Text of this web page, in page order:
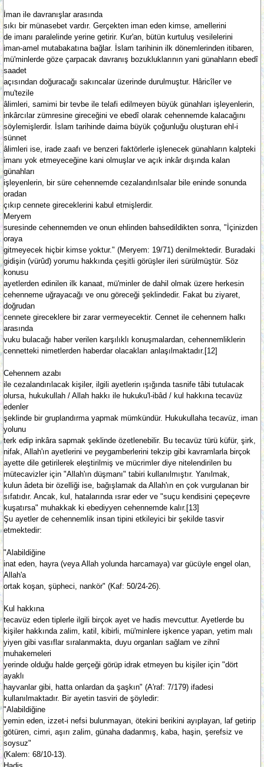
İman ile davranışlar arasında
sıkı bir münasebet vardır. Gerçekten iman eden kimse, amellerini
de imanı paralelinde yerine getirir. Kur'an, bütün kurtuluş vesilelerini
iman-amel mutabakatına bağlar. İslam tarihinin ilk dönemlerinden itibaren,
mü'minlerde göze çarpacak davranış bozukluklarının yani günahların ebedî
saadet
açısından doğuracağı sakıncalar üzerinde durulmuştur. Hâricîler ve
mu'tezile
âlimleri, samimi bir tevbe ile telafi edilmeyen büyük günahları işleyenlerin,
inkârcılar zümresine gireceğini ve ebedî olarak cehennemde kalacağını
söylemişlerdir. İslam tarihinde daima büyük çoğunluğu oluşturan ehl-i
sünnet
âlimleri ise, irade zaafı ve benzeri faktörlerle işlenecek günahların kalpteki
imanı yok etmeyeceğine kani olmuşlar ve açık inkâr dışında kalan
günahları
işleyenlerin, bir süre cehennemde cezalandırılsalar bile eninde sonunda
oradan
çıkıp cennete gireceklerini kabul etmişlerdir.
Meryem
suresinde cehennemden ve onun ehlinden bahsedildikten sonra, "İçinizden
oraya
gitmeyecek hiçbir kimse yoktur." (Meryem: 19/71) denilmektedir. Buradaki
gidişin (vürûd) yorumu hakkında çeşitli görüşler ileri sürülmüştür. Söz
konusu
ayetlerden edinilen ilk kanaat, mü'minler de dahil olmak üzere herkesin
cehenneme uğrayacağı ve onu göreceği şeklindedir. Fakat bu ziyaret,
doğrudan
cennete gireceklere bir zarar vermeyecektir. Cennet ile cehennem halkı
arasında
vuku bulacağı haber verilen karşılıklı konuşmalardan, cehennemliklerin
cennetteki nimetlerden haberdar olacakları anlaşılmaktadır.[12]
Cehennem azabı
ile cezalandırılacak kişiler, ilgili ayetlerin ışığında tasnife tâbi tutulacak
olursa, hukukullah / Allah hakkı ile hukuku'l-ibâd / kul hakkına tecavüz
edenler
şeklinde bir gruplandırma yapmak mümkündür. Hukukullaha tecavüz, iman
yolunu
terk edip inkâra sapmak şeklinde özetlenebilir. Bu tecavüz türü küfür, şirk,
nifak, Allah'ın ayetlerini ve peygamberlerini tekzip gibi kavramlarla birçok
ayette dile getirilerek eleştirilmiş ve mücrimler diye nitelendirilen bu
mütecavizler için "Allah'ın düşmanı" tabiri kullanılmıştır. Yanılmak,
kulun âdeta bir özelliği ise, bağışlamak da Allah'ın en çok vurgulanan bir
sıfatıdır. Ancak, kul, hatalarında ısrar eder ve "suçu kendisini çepeçevre
kuşatırsa" muhakkak ki ebediyyen cehennemde kalır.[13]
Şu ayetler de cehennemlik insan tipini etkileyici bir şekilde tasvir
etmektedir:
"Alabildiğine
inat eden, hayra (veya Allah yolunda harcamaya) var gücüyle engel olan,
Allah'a
ortak koşan, şüpheci, nankör" (Kaf: 50/24-26).
Kul hakkına
tecavüz eden tiplerle ilgili birçok ayet ve hadis mevcuttur. Ayetlerde bu
kişiler hakkında zalim, katil, kibirli, mü'minlere işkence yapan, yetim malı
yiyen gibi vasıflar sıralanmakta, duyu organları sağlam ve zihnî
muhakemeleri
yerinde olduğu halde gerçeği görüp idrak etmeyen bu kişiler için "dört
ayaklı
hayvanlar gibi, hatta onlardan da şaşkın" (A'raf: 7/179) ifadesi
kullanılmaktadır. Bir ayetin tasviri de şöyledir:
"Alabildiğine
yemin eden, izzet-i nefsi bulunmayan, ötekini berikini ayıplayan, laf getirip
götüren, cimri, aşırı zalim, günaha dadanmış, kaba, haşin, şerefsiz ve
soysuz"
(Kalem: 68/10-13).